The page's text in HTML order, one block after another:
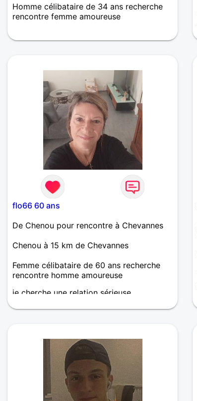
Homme célibataire de 34 ans recherche
rencontre femme amoureuse
flo66 60 ans
De Chenou pour rencontre à Chevannes
Chenou à 15 km de Chevannes
Femme célibataire de 60 ans recherche
rencontre homme amoureuse
je cherche une relation sérieuse